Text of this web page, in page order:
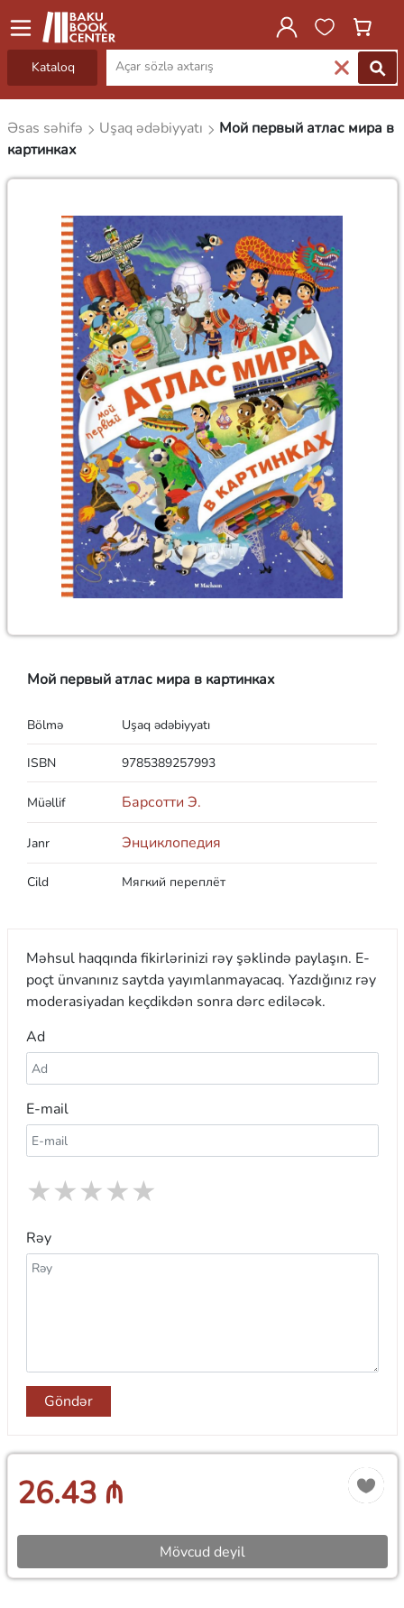
Kataloq
Əsas səhifə Uşaq ədəbiyyatı
Мой первый атлас мира в
картинках
Мой первый атлас мира в картинках
Bölmə Uşaq ədəbiyyatı
ISBN 9785389257993
Müəllif Барсотти Э.
Janr Энциклопедия
Cild Мягкий переплёт
Məhsul haqqında fikirlərinizi rəy şəklində paylaşın. E-
poçt ünvanınız saytda yayımlanmayacaq. Yazdığınız rəy
moderasiyadan keçdikdən sonra dərc ediləcək.
Ad
E-mail
★
★
★
★
★
Rəy
Göndər
26.43 ₼
Mövcud deyil